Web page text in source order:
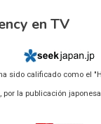
en TV
sido calificado como el
por la publicación